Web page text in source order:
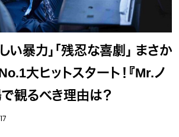
い暴力」「残忍な喜劇」 まさか
大ヒットスタート！『Mr.ノ
観るべき理由は？